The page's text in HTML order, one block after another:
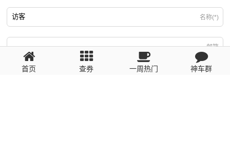
名称(*)
邮箱
回复需填写必要信息
首页 查券 一周热门 神车群